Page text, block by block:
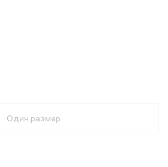
Один размер